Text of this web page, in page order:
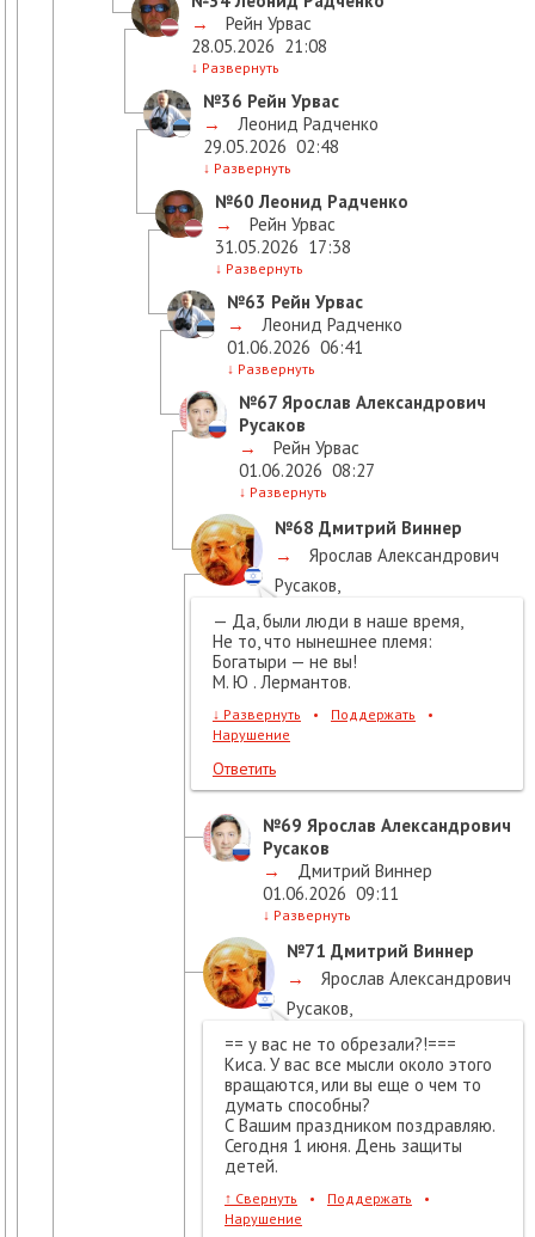
→
Рейн Урвас
28.05.2026 21:08
↓ Развернуть
№36 Рейн Урвас
→
Леонид Радченко
29.05.2026 02:48
↓ Развернуть
№60 Леонид Радченко
→
Рейн Урвас
31.05.2026 17:38
↓ Развернуть
№63 Рейн Урвас
→
Леонид Радченко
01.06.2026 06:41
↓ Развернуть
№67 Ярослав Александрович
Русаков
→
Рейн Урвас
01.06.2026 08:27
↓ Развернуть
№68 Дмитрий Виннер
→
Ярослав Александрович
Русаков,
01.06.2026 08:58
— Да, были люди в наше время,
Не то, что нынешнее племя:
Богатыри — не вы!
М. Ю . Лермантов.
↓ Развернуть • Поддержать
•
Нарушение
Ответить
№69 Ярослав Александрович
Русаков
→
Дмитрий Виннер
01.06.2026 09:11
↓ Развернуть
№71 Дмитрий Виннер
→
Ярослав Александрович
Русаков,
01.06.2026 09:27
== у вас не то обрезали?!===
Киса. У вас все мысли около этого
вращаются, или вы еще о чем то
думать способны?
С Вашим праздником поздравляю.
Сегодня 1 июня. День защиты
детей.
↑ Свернуть • Поддержать
•
Нарушение